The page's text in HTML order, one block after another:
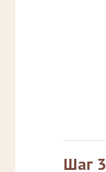
Шаг 3